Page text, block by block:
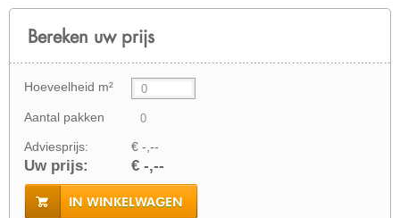
Bereken uw prijs
Hoeveelheid m²
Aantal pakken
Adviesprijs: € -,--
Uw prijs: € -,--
IN WINKELWAGEN